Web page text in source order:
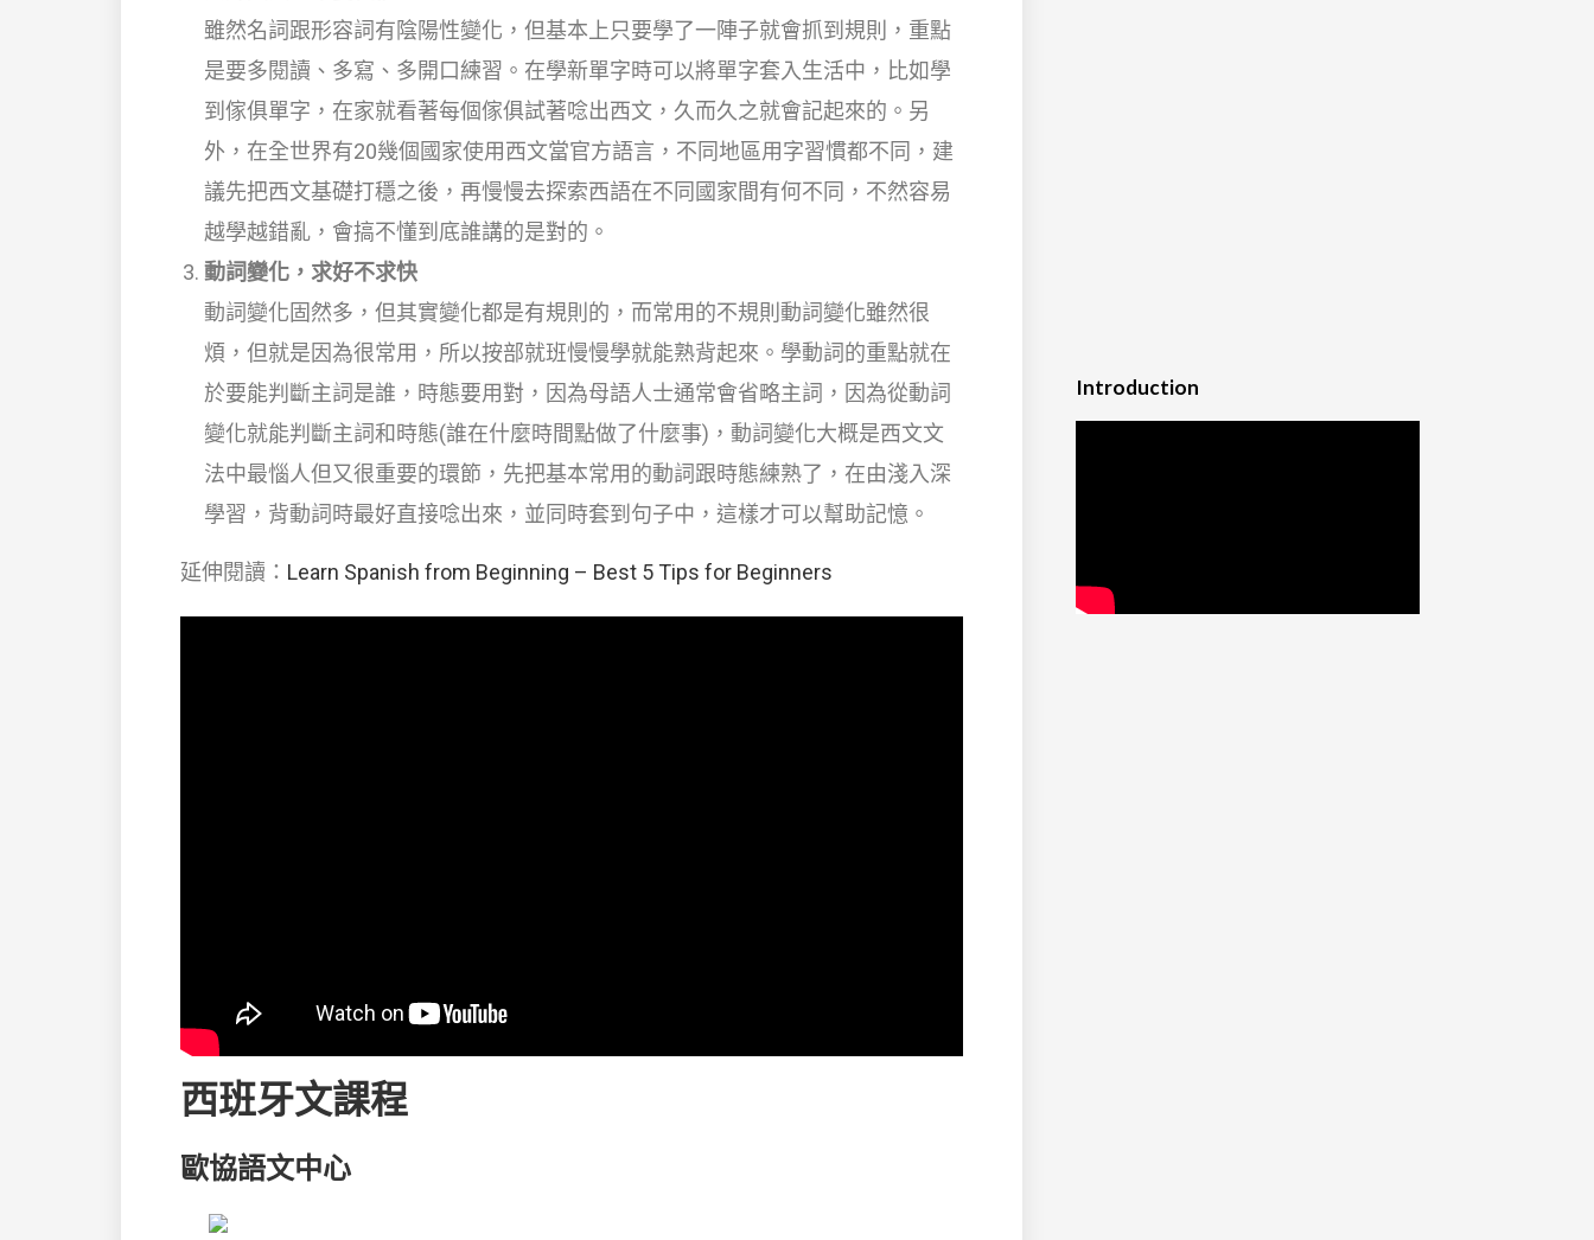
雖然名詞跟形容詞有陰陽性變化，但基本上只要學了一陣子就會抓到規則，重點
是要多閱讀、多寫、多開口練習。在學新單字時可以將單字套入生活中，比如學
到傢俱單字，在家就看著每個傢俱試著唸出西文，久而久之就會記起來的。另
外，在全世界有20幾個國家使用西文當官方語言，不同地區用字習慣都不同，建
議先把西文基礎打穩之後，再慢慢去探索西語在不同國家間有何不同，不然容易
越學越錯亂，會搞不懂到底誰講的是對的。
動詞變化，求好不求快
動詞變化固然多，但其實變化都是有規則的，而常用的不規則動詞變化雖然很
煩，但就是因為很常用，所以按部就班慢慢學就能熟背起來。學動詞的重點就在
於要能判斷主詞是誰，時態要用對，因為母語人士通常會省略主詞，因為從動詞
變化就能判斷主詞和時態(誰在什麼時間點做了什麼事)，動詞變化大概是西文文
法中最惱人但又很重要的環節，先把基本常用的動詞跟時態練熟了，在由淺入深
學習，背動詞時最好直接唸出來，並同時套到句子中，這樣才可以幫助記憶。
延伸閱讀： Learn Spanish from Beginning – Best 5 Tips for Beginners
西班牙文課程
歐協語文中心
Introduction